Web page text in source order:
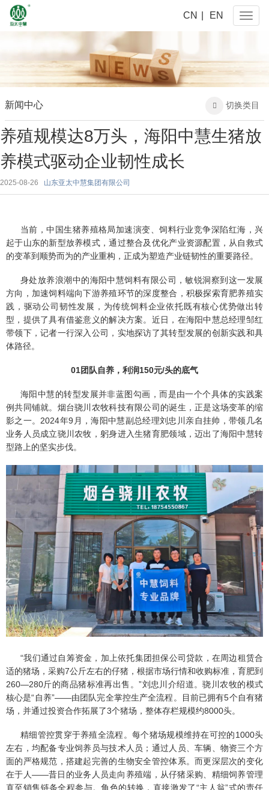
CN EN
新闻中心  切换类目
养殖规模达8万头，海阳中慧生猪放
养模式驱动企业韧性成长
2025-08-26 山东亚太中慧集团有限公司
当前，中国生猪养殖格局加速演变、饲料行业竞争深陷红海，兴
起于山东的新型放养模式，通过整合及优化产业资源配置，从自救式
的变革到顺势而为的产业重构，正成为塑造产业链韧性的重要路径。
身处放养浪潮中的海阳中慧饲料有限公司，敏锐洞察到这一发展
方向，加速饲料端向下游养殖环节的深度整合，积极探索育肥养殖实
践，驱动公司韧性发展，为传统饲料企业依托既有核心优势做出转
型，提供了具有借鉴意义的解决方案。近日，在海阳中慧总经理邹红
带领下，记者一行深入公司，实地探访了其转型发展的创新实践和具
体路径。
01团队自养，利润150元/头的底气
海阳中慧的转型发展并非蓝图勾画，而是由一个个具体的实践案
例共同铺就。烟台骁川农牧科技有限公司的诞生，正是这场变革的缩
影之一。2024年9月，海阳中慧副总经理刘忠川亲自挂帅，带领几名
业务人员成立骁川农牧，躬身进入生猪育肥领域，迈出了海阳中慧转
型路上的坚实步伐。
“我们通过自筹资金，加上依托集团担保公司贷款，在周边租赁合
适的猪场，采购7公斤左右的仔猪，根据市场行情和收购标准，育肥到
260—280斤的商品猪标准再出售。”刘忠川介绍道。骁川农牧的模式
核心是“自养”——由团队完全掌控生产全流程。目前已拥有5个自有猪
场，并通过投资合作拓展了3个猪场，整体存栏规模约8000头。
精细管控贯穿于养殖全流程。每个猪场规模维持在可控的1000头
左右，均配备专业饲养员与技术人员；通过人员、车辆、物资三个方
面的严格规范，搭建起完善的生物安全管控体系。而更深层次的变化
在于人——昔日的业务人员走向养殖端，从仔猪采购、精细饲养管理
直至销售链条全程参与。角色的转换，直接激发了“主人翁”式的责任